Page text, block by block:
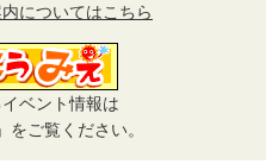
についてはこちら
ベント情報は
をご覧ください。